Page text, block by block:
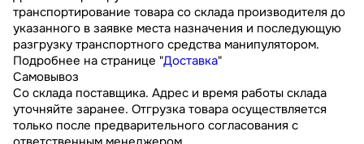
транспортирование товара со склада производителя до
указанного в заявке места назначения и последующую
разгрузку транспортного средства манипулятором.
Подробнее на странице "Доставка"
Самовывоз
Со склада поставщика. Адрес и время работы склада
уточняйте заранее. Отгрузка товара осуществляется
только после предварительного согласования с